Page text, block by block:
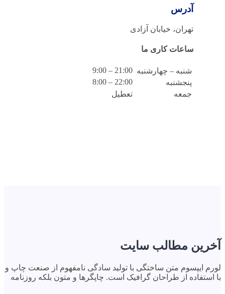
آدرس
تهران، خیابان آزادی
ساعات کاری ما
شنبه – چهارشنبه 21:00 – 9:00
پنجشنبه
22:00 – 8:00
جمعه
تعطیل
آخرین مطالب سایت
لورم ایپسوم متن ساختگی با تولید سادگی نامفهوم از صنعت چاپ و
با استفاده از طراحان گرافیک است. چاپگرها و متون بلکه روزنامه